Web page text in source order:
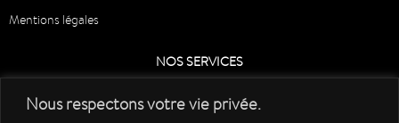
Nous respectons votre vie privée.
Mentions légales
NOS SERVICES
Mariages et évènements – Personnalisation